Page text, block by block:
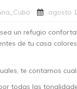
agosto
un refugio
de tu casa
te contamos
todas las